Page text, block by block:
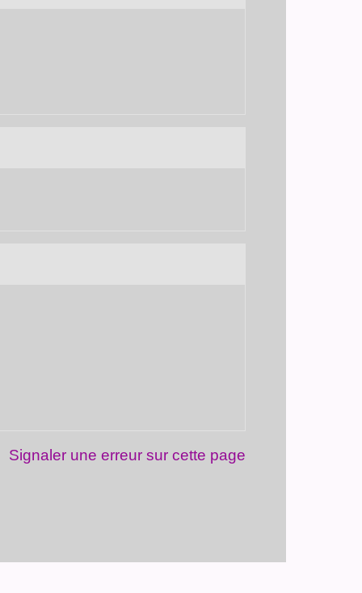
Signaler une erreur sur cette page